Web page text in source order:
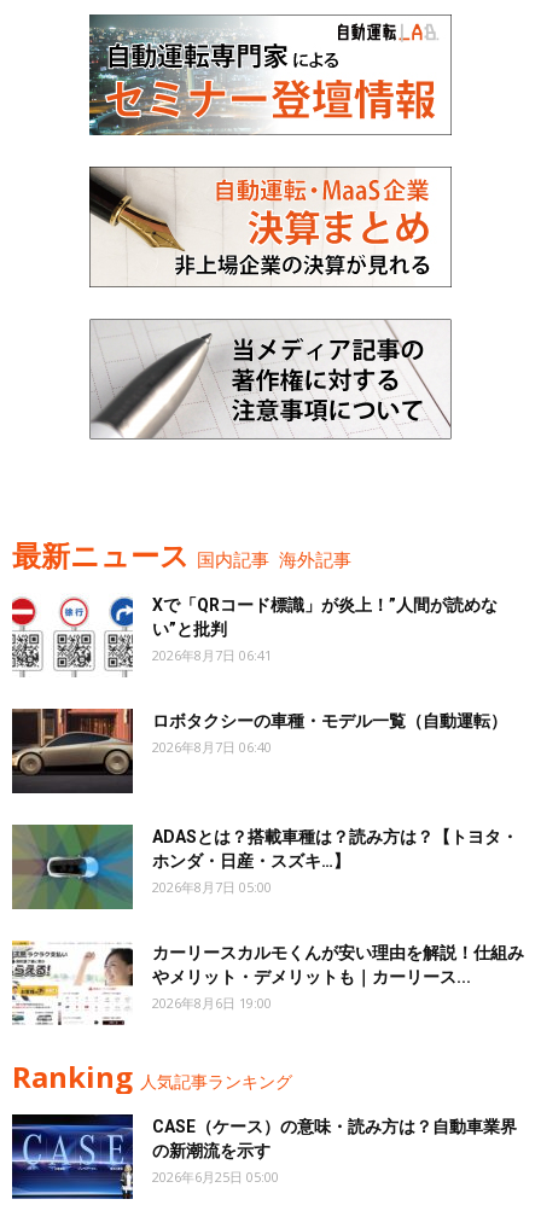
最新ニュース 国内記事 海外記事
Xで「QRコード標識」が炎上！”人間が読めな
い”と批判
2026年8月7日 06:41
ロボタクシーの車種・モデル一覧（自動運転）
2026年8月7日 06:40
ADASとは？搭載車種は？読み方は？【トヨタ・
ホンダ・日産・スズキ…】
2026年8月7日 05:00
カーリースカルモくんが安い理由を解説！仕組み
やメリット・デメリットも｜カーリース...
2026年8月6日 19:00
Ranking 人気記事ランキング
CASE（ケース）の意味・読み方は？自動車業界
の新潮流を示す
2026年6月25日 05:00